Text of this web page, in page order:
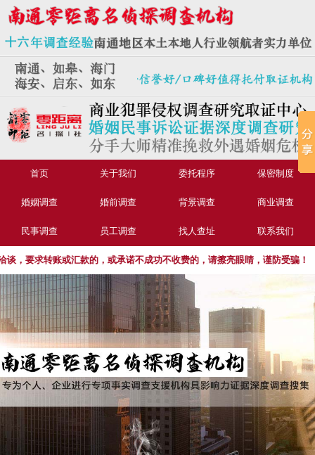
首页 关于我们 委托程序 保密制度
婚姻调查 婚前调查 背景调查 商业调查
民事调查 员工调查 找人查址 联系我们
求转账或汇款的，或承诺不成功不收费的，请擦亮眼睛，谨防受骗！